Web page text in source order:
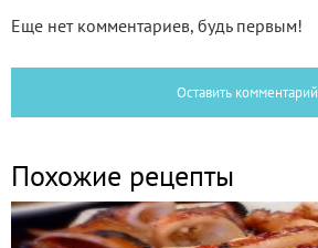
Еще нет комментариев, будь первым!
Оставить комментарий
Похожие рецепты